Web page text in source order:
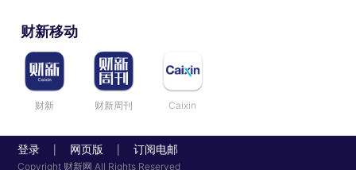
财新移动
财新 财新周刊 Caixin
登录 网页版 订阅电邮
Copyright 财新网 All Rights Reserved